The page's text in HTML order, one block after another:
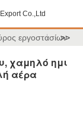
Co.,Ltd
εργοστασίων
>>
χαμηλό ημι
αέρα